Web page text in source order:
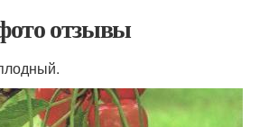
отзывы